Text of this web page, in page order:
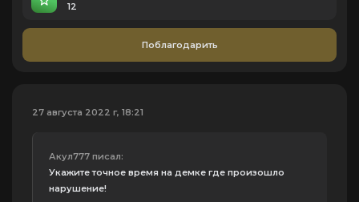
12
Поблагодарить
27 августа 2022 г, 18:21
Акул777 писал:
Укажите точное время на демке где произошло
нарушение!